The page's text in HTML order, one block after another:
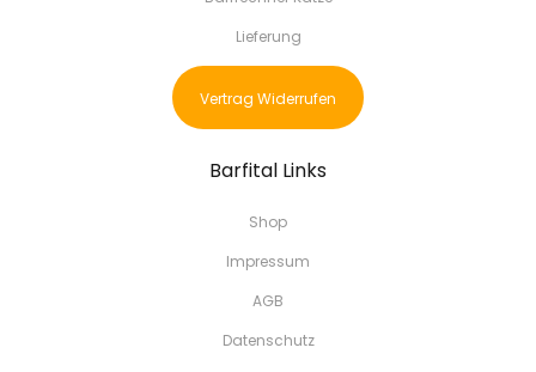
Lieferung
Vertrag Widerrufen
Barfital Links
Shop
Impressum
AGB
Datenschutz